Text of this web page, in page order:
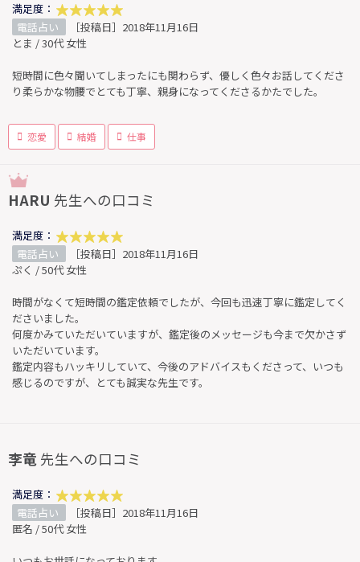
満足度：
電話占い
［投稿日］2018年11月16日
とま / 30代 女性
短時間に色々聞いてしまったにも関わらず、優しく色々お話してくださ
り柔らかな物腰でとても丁寧、親身になってくださるかたでした。
恋愛 結婚 仕事
HARU 先生への口コミ
満足度：
電話占い
［投稿日］2018年11月16日
ぷく / 50代 女性
時間がなくて短時間の鑑定依頼でしたが、今回も迅速丁寧に鑑定してく
ださいました。
何度かみていただいていますが、鑑定後のメッセージも今まで欠かさず
いただいています。
鑑定内容もハッキリしていて、今後のアドバイスもくださって、いつも
感じるのですが、とても誠実な先生です。
李竜 先生への口コミ
満足度：
電話占い
［投稿日］2018年11月16日
匿名 / 50代 女性